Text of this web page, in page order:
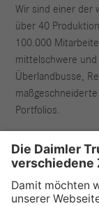
Wir sind einer der
über 40
100.000
mittelschwere
Überlandbusse,
Portfolios.
Anbieter &
Datenschutz